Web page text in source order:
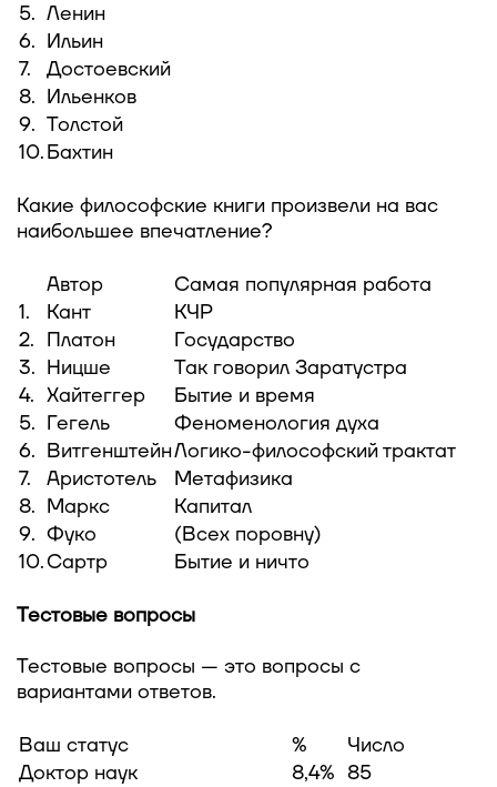
5. Ленин
6. Ильин
7.
Достоевский
8. Ильенков
9. Толстой
10.Бахтин
Какие философские книги произвели на вас
наибольшее впечатление?
Автор
Самая популярная работа
1.
Кант
КЧР
2. Платон
Государство
3. Ницше
Так говорил Заратустра
4. Хайтеггер
Бытие и время
5. Гегель
Феноменология духа
6. ВитгенштейнЛогико-философский трактат
7.
Аристотель
Метафизика
8. Маркс
Капитал
9. Фуко
(Всех поровну)
10.Сартр Бытие и ничто
Тестовые вопросы
Тестовые вопросы — это вопросы с
вариантами ответов.
Ваш статус %
Число
Доктор наук
8,4% 85